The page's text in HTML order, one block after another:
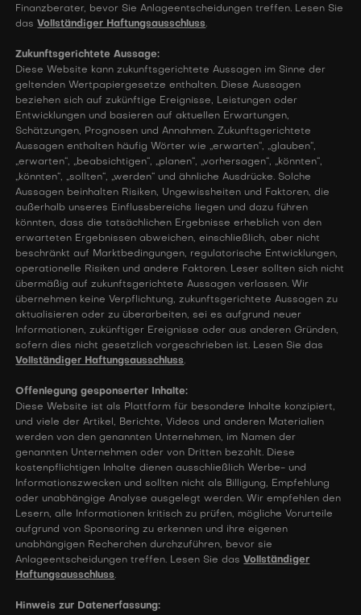
Finanzberater, bevor Sie Anlageentscheidungen treffen. Lesen Sie
dasVollständiger Haftungsausschluss.
Zukunftsgerichtete Aussage:
Diese Website kann zukunftsgerichtete Aussagen im Sinne der
geltenden Wertpapiergesetze enthalten. Diese Aussagen
beziehen sich auf zukünftige Ereignisse, Leistungen oder
Entwicklungen und basieren auf aktuellen Erwartungen,
Schätzungen, Prognosen und Annahmen. Zukunftsgerichtete
Aussagen enthalten häufig Wörter wie „erwarten“, „glauben“,
„erwarten“, „beabsichtigen“, „planen“, „vorhersagen“, „könnten“,
„könnten“, „sollten“, „werden“ und ähnliche Ausdrücke. Solche
Aussagen beinhalten Risiken, Ungewissheiten und Faktoren, die
außerhalb unseres Einflussbereichs liegen und dazu führen
könnten, dass die tatsächlichen Ergebnisse erheblich von den
erwarteten Ergebnissen abweichen, einschließlich, aber nicht
beschränkt auf Marktbedingungen, regulatorische Entwicklungen,
operationelle Risiken und andere Faktoren. Leser sollten sich nicht
übermäßig auf zukunftsgerichtete Aussagen verlassen. Wir
übernehmen keine Verpflichtung, zukunftsgerichtete Aussagen zu
aktualisieren oder zu überarbeiten, sei es aufgrund neuer
Informationen, zukünftiger Ereignisse oder aus anderen Gründen,
sofern dies nicht gesetzlich vorgeschrieben ist. Lesen Sie das
Vollständiger Haftungsausschluss.
Offenlegung gesponserter Inhalte:
Diese Website ist als Plattform für besondere Inhalte konzipiert,
und viele der Artikel, Berichte, Videos und anderen Materialien
werden von den genannten Unternehmen, im Namen der
genannten Unternehmen oder von Dritten bezahlt. Diese
kostenpflichtigen Inhalte dienen ausschließlich Werbe- und
Informationszwecken und sollten nicht als Billigung, Empfehlung
oder unabhängige Analyse ausgelegt werden. Wir empfehlen den
Lesern, alle Informationen kritisch zu prüfen, mögliche Vorurteile
aufgrund von Sponsoring zu erkennen und ihre eigenen
unabhängigen Recherchen durchzuführen, bevor sie
Anlageentscheidungen treffen. Lesen Sie dasVollständiger
Haftungsausschluss.
Hinweis zur Datenerfassung: